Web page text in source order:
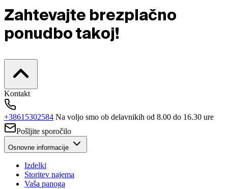
Zahtevajte brezplačno
ponudbo takoj!
Kontakt
+38615302584 Na voljo smo ob delavnikih od 8.00 do 16.30 ure
Pošljite sporočilo
Osnovne informacije
Izdelki
Storitev najema
Vaša panoga